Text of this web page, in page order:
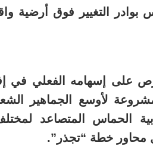
بوادر التغيير فوق أرضية
على إسهامه الفعلي في
لأوسع الجماهير
الحماس المتصاعد
محاور خطة “تجذر”.